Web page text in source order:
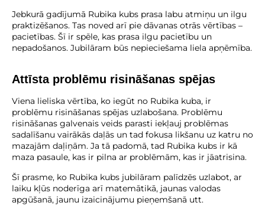
Jebkurā gadījumā Rubika kubs prasa labu atmiņu un ilgu
praktizēšanos. Tas noved arī pie dāvanas otrās vērtības –
pacietības. Šī ir spēle, kas prasa ilgu pacietību un
nepadošanos. Jubilāram būs nepieciešama liela apņēmība.
Attīsta problēmu risināšanas spējas
Viena lieliska vērtība, ko iegūt no Rubika kuba, ir
problēmu risināšanas spējas uzlabošana. Problēmu
risināšanas galvenais veids parasti iekļauj problēmas
sadalīšanu vairākās daļās un tad fokusa likšanu uz katru no
mazajām daļiņām. Ja tā padomā, tad Rubika kubs ir kā
maza pasaule, kas ir pilna ar problēmām, kas ir jāatrisina.
Šī prasme, ko Rubika kubs jubilāram palīdzēs uzlabot, ar
laiku kļūs noderīga arī matemātikā, jaunas valodas
apgūšanā, jaunu izaicinājumu pieņemšanā utt.